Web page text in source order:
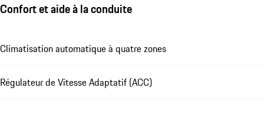
Confort et aide à la conduite
Climatisation automatique à quatre zones
Régulateur de Vitesse Adaptatif (ACC)